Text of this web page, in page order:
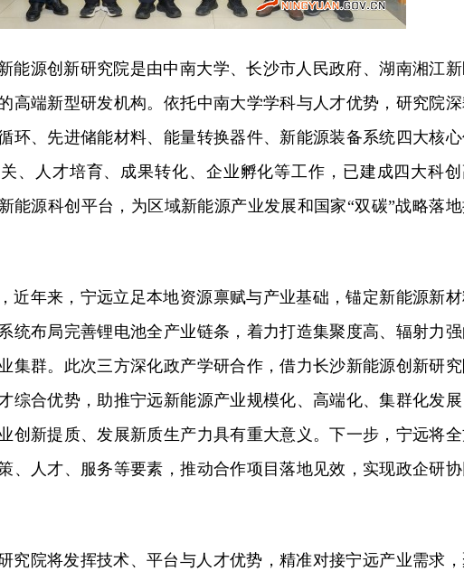
能源创新研究院是由中南大学、长沙市人民政府、湖南湘江
高端新型研发机构。依托中南大学学科与人才优势，研究院
环、先进储能材料、能量转换器件、新能源装备系统四大核
、人才培育、成果转化、企业孵化等工作，已建成四大科
能源科创平台，为区域新能源产业发展和国家“双碳”战略落
近年来，宁远立足本地资源禀赋与产业基础，锚定新能源新
统布局完善锂电池全产业链条，着力打造集聚度高、辐射力
集群。此次三方深化政产学研合作，借力长沙新能源创新研
综合优势，助推宁远新能源产业规模化、高端化、集群化发
创新提质、发展新质生产力具有重大意义。下一步，宁远将
、人才、服务等要素，推动合作项目落地见效，实现政企研
究院将发挥技术、平台与人才优势，精准对接宁远产业需求